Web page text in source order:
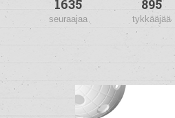
1635
seuraajaa
895
tykkääjää